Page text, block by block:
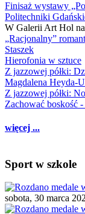
Finisaż wystawy
Politechniki
W Galerii Art Hol
„Racjonalny”
Staszek
Hierofonia w sztuce
Z jazzowej półki:
Magdalena Heyda-
Z jazzowej półki:
Zachować boskość
więcej ...
Sport w szkole
sobota, 30 marca